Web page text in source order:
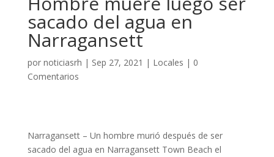
sacado del agua en
Narragansett
por noticiasrh | Sep 27, 2021 | Locales | 0
Comentarios
Narragansett – Un hombre murió después de ser
sacado del agua en Narragansett Town Beach el